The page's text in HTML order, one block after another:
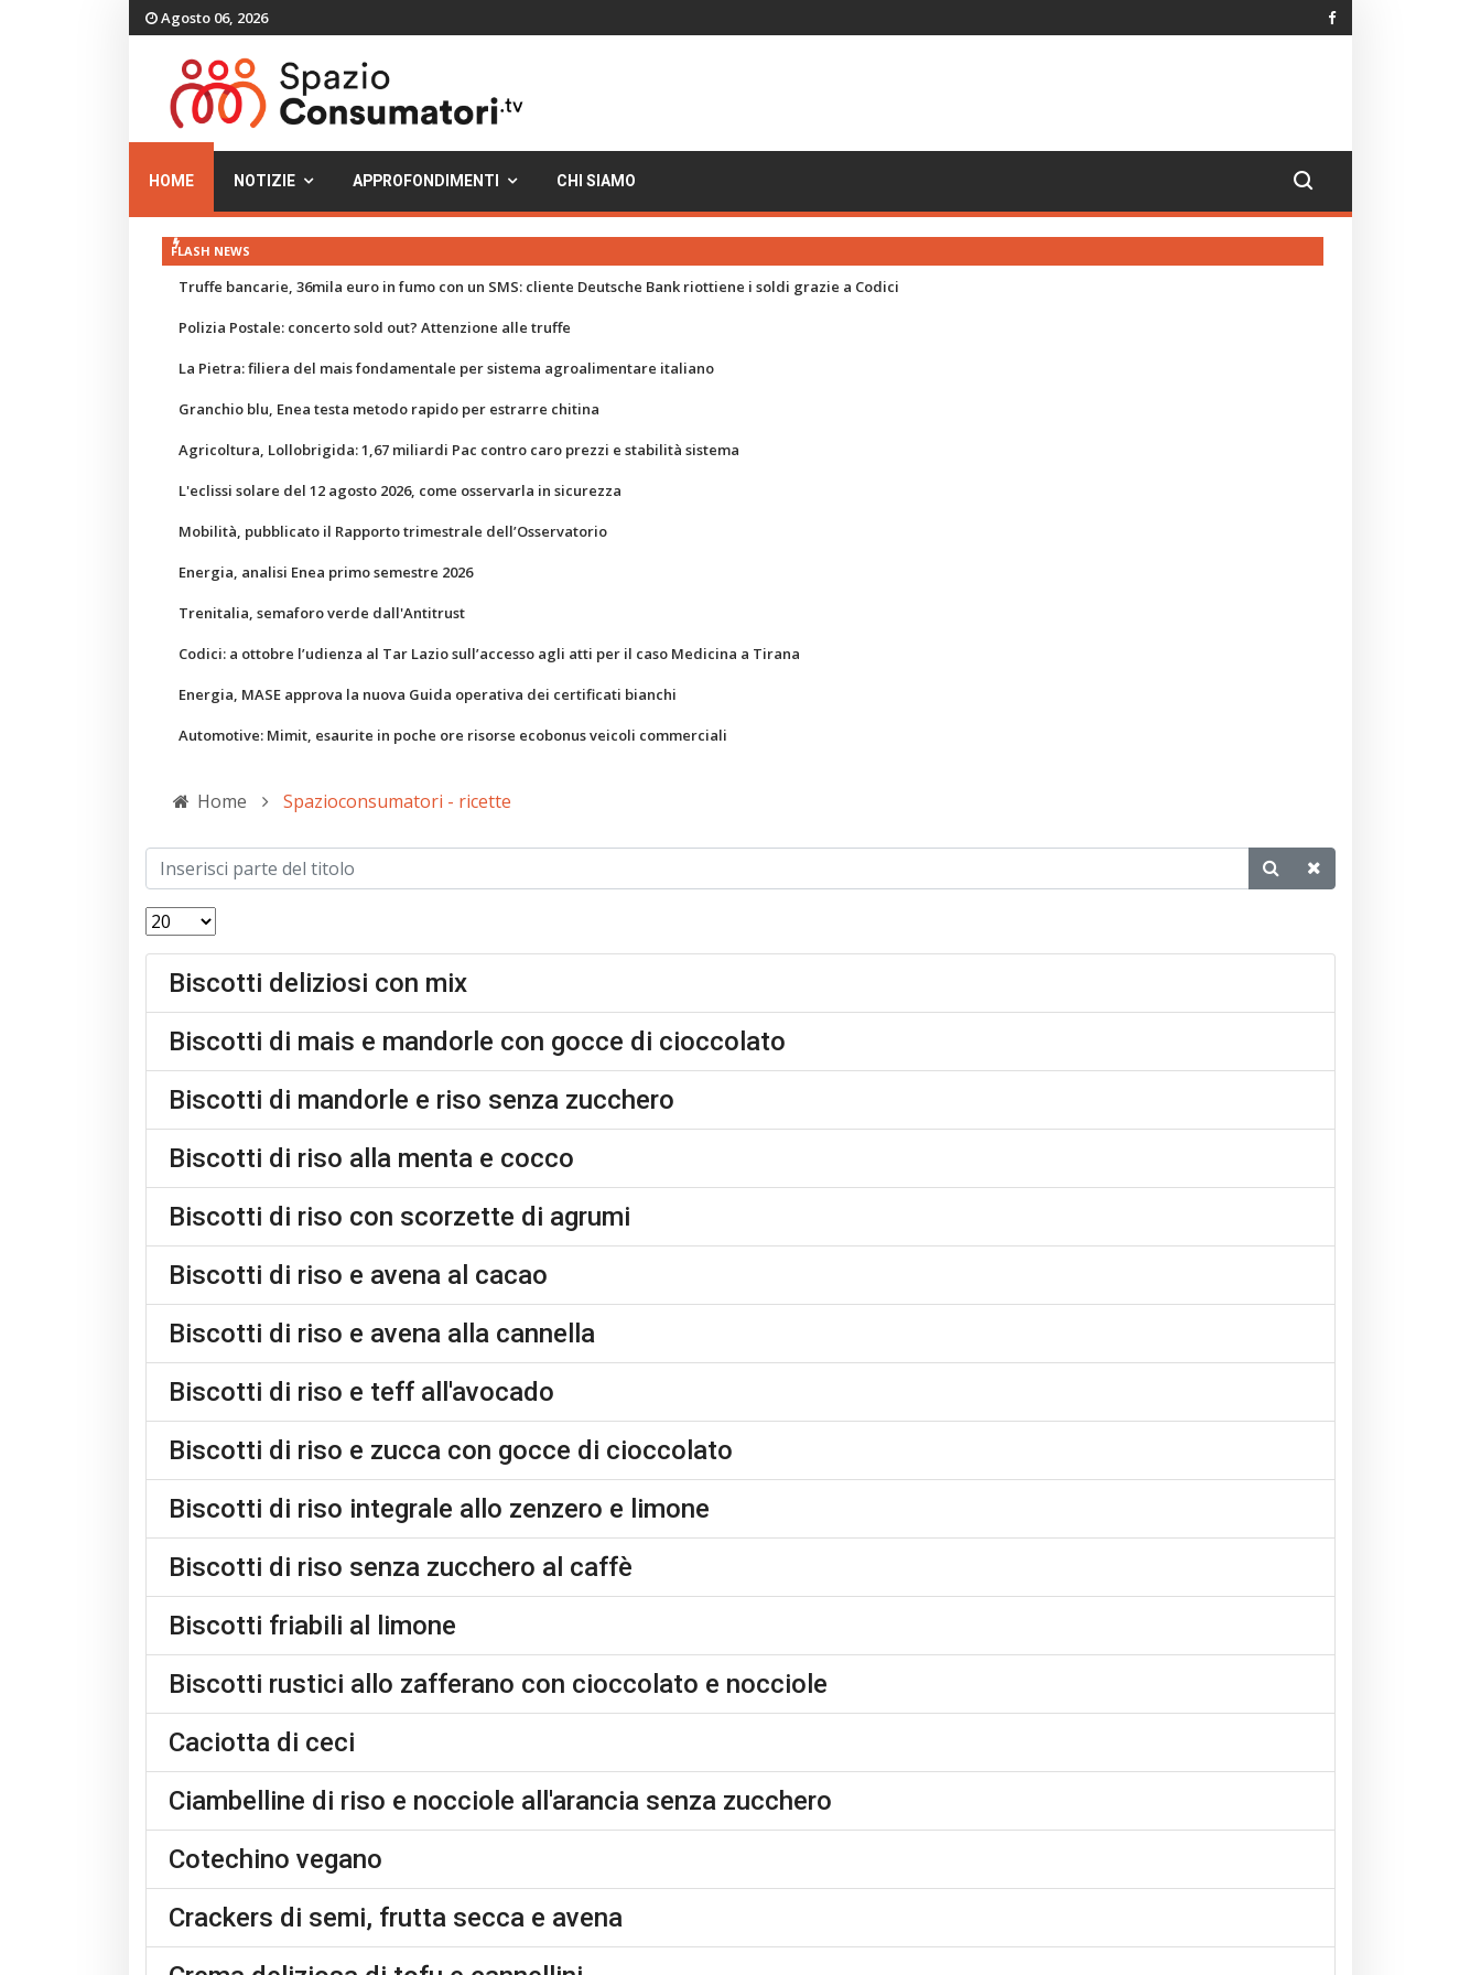
Agosto 06, 2026
HOME NOTIZIE APPROFONDIMENTI CHI SIAMO
FLASH NEWS
Truffe bancarie, 36mila euro in fumo con un SMS: cliente Deutsche Bank riottiene i soldi grazie a Codici
Polizia Postale: concerto sold out? Attenzione alle truffe
La Pietra: filiera del mais fondamentale per sistema agroalimentare italiano
Granchio blu, Enea testa metodo rapido per estrarre chitina
Agricoltura, Lollobrigida: 1,67 miliardi Pac contro caro prezzi e stabilità sistema
L'eclissi solare del 12 agosto 2026, come osservarla in sicurezza
Mobilità, pubblicato il Rapporto trimestrale dell’Osservatorio
Energia, analisi Enea primo semestre 2026
Trenitalia, semaforo verde dall'Antitrust
Codici: a ottobre l’udienza al Tar Lazio sull’accesso agli atti per il caso Medicina a Tirana
Energia, MASE approva la nuova Guida operativa dei certificati bianchi
Automotive: Mimit, esaurite in poche ore risorse ecobonus veicoli commerciali
Home Spazioconsumatori - ricette
Biscotti deliziosi con mix
Biscotti di mais e mandorle con gocce di cioccolato
Biscotti di mandorle e riso senza zucchero
Biscotti di riso alla menta e cocco
Biscotti di riso con scorzette di agrumi
Biscotti di riso e avena al cacao
Biscotti di riso e avena alla cannella
Biscotti di riso e teff all'avocado
Biscotti di riso e zucca con gocce di cioccolato
Biscotti di riso integrale allo zenzero e limone
Biscotti di riso senza zucchero al caffè
Biscotti friabili al limone
Biscotti rustici allo zafferano con cioccolato e nocciole
Caciotta di ceci
Ciambelline di riso e nocciole all'arancia senza zucchero
Cotechino vegano
Crackers di semi, frutta secca e avena